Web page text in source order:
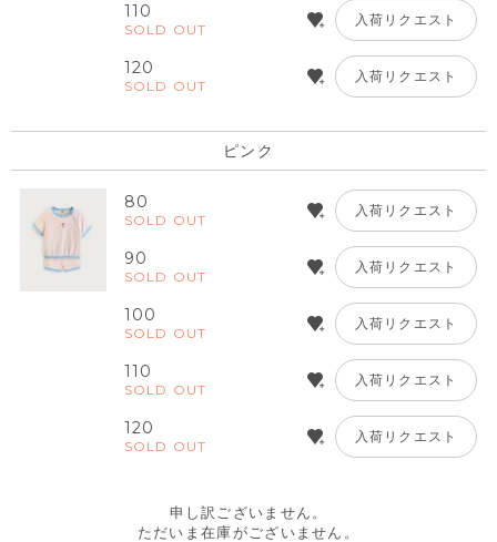
110
SOLD OUT
入荷リクエスト
120
SOLD OUT
入荷リクエスト
ピンク
80
SOLD OUT
入荷リクエスト
90
SOLD OUT
入荷リクエスト
100
SOLD OUT
入荷リクエスト
110
SOLD OUT
入荷リクエスト
120
SOLD OUT
入荷リクエスト
申し訳ございません。
ただいま在庫がございません。